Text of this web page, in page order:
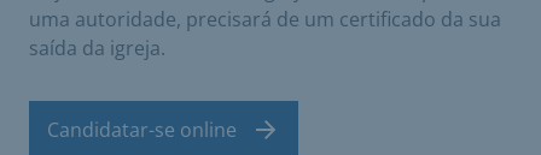
uma autoridade, precisará de um certificado da sua
saída da igreja.
Candidatar-se online